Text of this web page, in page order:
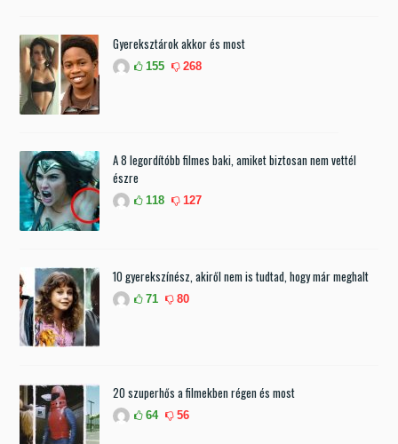
Gyereksztárok akkor és most
155 268
A 8 legordítóbb filmes baki, amiket biztosan nem vettél
észre
118 127
10 gyerekszínész, akiről nem is tudtad, hogy már meghalt
71 80
20 szuperhős a filmekben régen és most
64 56